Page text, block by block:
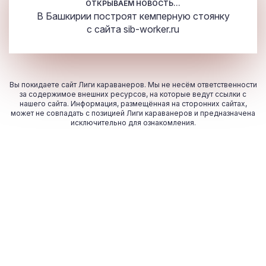
ОТКРЫВАЕМ НОВОСТЬ...
В Башкирии построят кемперную стоянку
с сайта sib-worker.ru
Вы покидаете сайт Лиги караванеров. Мы не несём ответственности
за содержимое внешних ресурсов, на которые ведут ссылки с
нашего сайта. Информация, размещённая на сторонних сайтах,
может не совпадать с позицией Лиги караванеров и предназначена
исключительно для ознакомления.